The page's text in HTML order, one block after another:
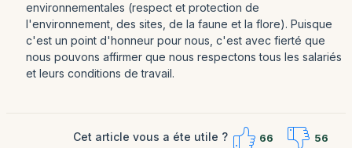
environnementales (respect et protection de
l'environnement, des sites, de la faune et la flore). Puisque
c'est un point d'honneur pour nous, c'est avec fierté que
nous pouvons affirmer que nous respectons tous les salariés
et leurs conditions de travail.
Cet article vous a éte utile ? 66 56